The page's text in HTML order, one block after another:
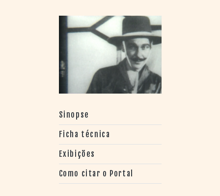
Sinopse
Ficha técnica
Exibições
Como citar o Portal